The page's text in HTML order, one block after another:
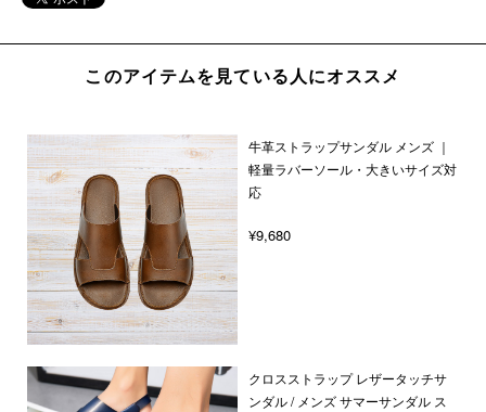
このアイテムを見ている人にオススメ
牛革ストラップサンダル メンズ ｜
軽量ラバーソール・大きいサイズ対
応
¥9,680
クロスストラップ レザータッチサ
ンダル / メンズ サマーサンダル ス